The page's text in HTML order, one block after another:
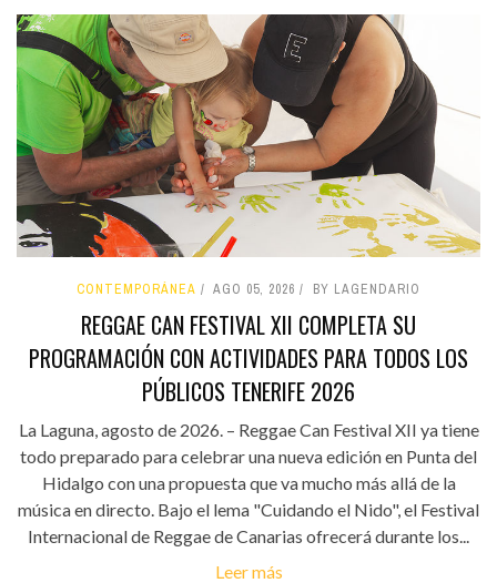
CONTEMPORÁNEA AGO 05, 2026 BY LAGENDARIO
REGGAE CAN FESTIVAL XII COMPLETA SU
PROGRAMACIÓN CON ACTIVIDADES PARA TODOS LOS
PÚBLICOS TENERIFE 2026
La Laguna, agosto de 2026. – Reggae Can Festival XII ya tiene
todo preparado para celebrar una nueva edición en Punta del
Hidalgo con una propuesta que va mucho más allá de la
música en directo. Bajo el lema "Cuidando el Nido", el Festival
Internacional de Reggae de Canarias ofrecerá durante los...
Leer más